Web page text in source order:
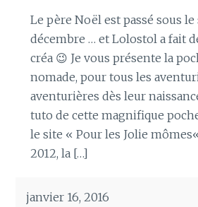
Le père Noël est passé sous le
décembre … et Lolostol a fait
créa 😉 Je vous présente la
nomade, pour tous les
aventurières dès leur
tuto de cette magnifique
le site « Pour les Jolie
2012, la […]
janvier 16, 2016